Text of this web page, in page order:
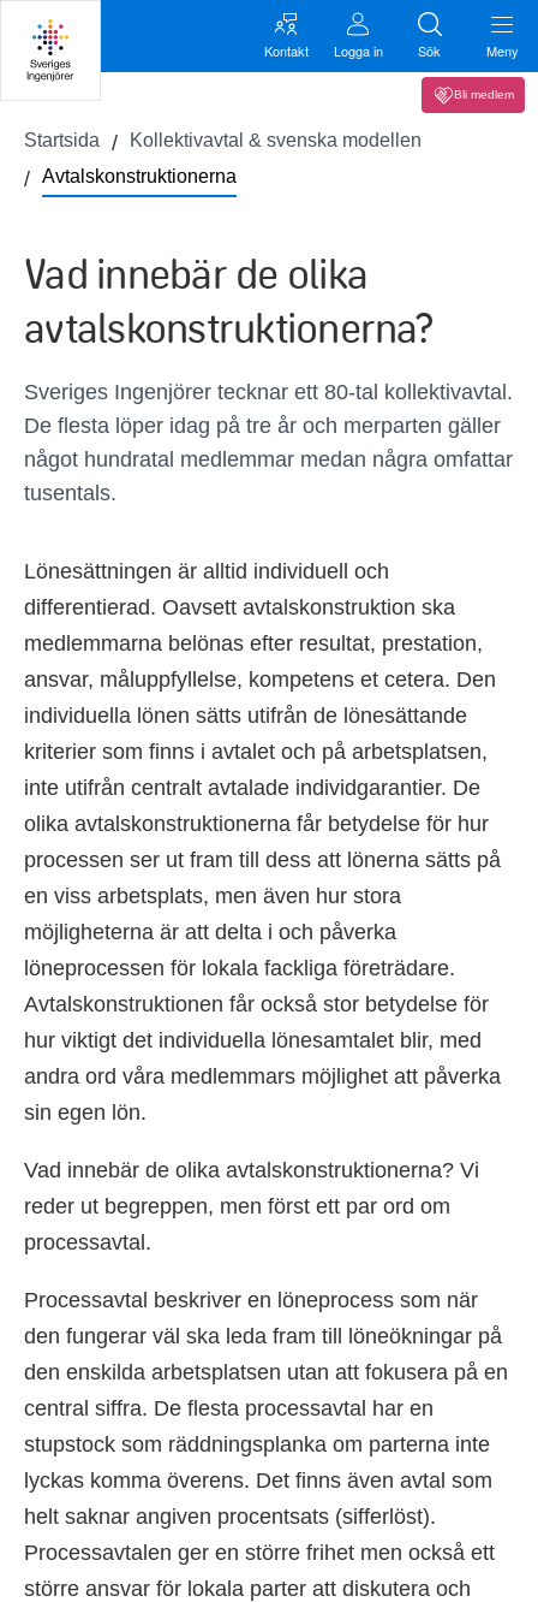
Kontakt Logga in Sök Meny
Bli medlem
Startsida
Kollektivavtal & svenska modellen
Avtalskonstruktionerna
Vad innebär de olika
avtalskonstruktionerna?
Sveriges Ingenjörer tecknar ett 80-tal kollektivavtal.
De flesta löper idag på tre år och merparten gäller
något hundratal medlemmar medan några omfattar
tusentals.
Lönesättningen är alltid individuell och
differentierad. Oavsett avtalskonstruktion ska
medlemmarna belönas efter resultat, prestation,
ansvar, måluppfyllelse, kompetens et cetera. Den
individuella lönen sätts utifrån de lönesättande
kriterier som finns i avtalet och på arbetsplatsen,
inte utifrån centralt avtalade individgarantier. De
olika avtalskonstruktionerna får betydelse för hur
processen ser ut fram till dess att lönerna sätts på
en viss arbetsplats, men även hur stora
möjligheterna är att delta i och påverka
löneprocessen för lokala fackliga företrädare.
Avtalskonstruktionen får också stor betydelse för
hur viktigt det individuella lönesamtalet blir, med
andra ord våra medlemmars möjlighet att påverka
sin egen lön.
Vad innebär de olika avtalskonstruktionerna? Vi
reder ut begreppen, men först ett par ord om
processavtal.
Processavtal beskriver en löneprocess som när
den fungerar väl ska leda fram till löneökningar på
den enskilda arbetsplatsen utan att fokusera på en
central siffra. De flesta processavtal har en
stupstock som räddningsplanka om parterna inte
lyckas komma överens. Det finns även avtal som
helt saknar angiven procentsats (sifferlöst).
Processavtalen ger en större frihet men också ett
större ansvar för lokala parter att diskutera och